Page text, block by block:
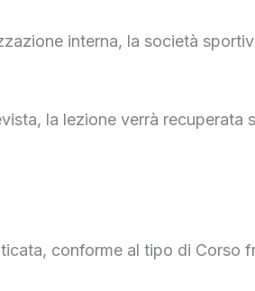
interna, la società
la lezione verrà recuperata
conforme al tipo di Corso